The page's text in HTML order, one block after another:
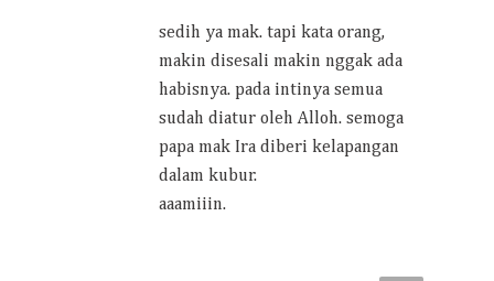
sedih ya mak. tapi kata orang,
makin disesali makin nggak ada
habisnya. pada intinya semua
sudah diatur oleh Alloh. semoga
papa mak Ira diberi kelapangan
dalam kubur.
aaamiiin.